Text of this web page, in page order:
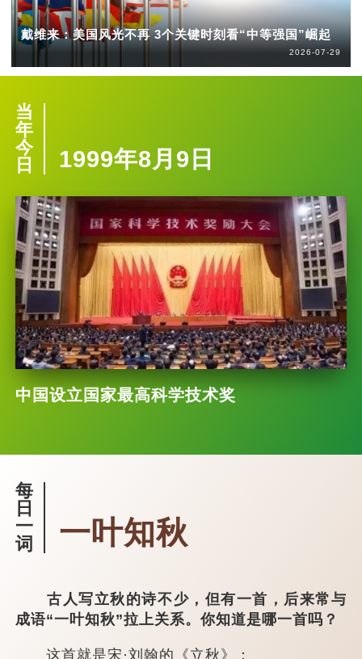
戴维来：美国风光不再 3个关键时刻看“中等强国”崛起
2026-07-29
当
年
今
日
1999年8月9日
中国设立国家最高科学技术奖
每
日
一
词
一叶知秋
古人写立秋的诗不少，但有一首，后来常与
成语“一叶知秋”拉上关系。你知道是哪一首吗？
这首就是宋·刘翰的《立秋》：